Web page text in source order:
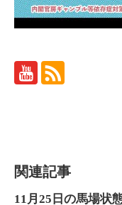
関連記事
11月25日の馬場状